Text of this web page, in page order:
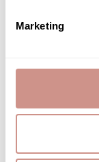
Marketing
Les marques
contenus